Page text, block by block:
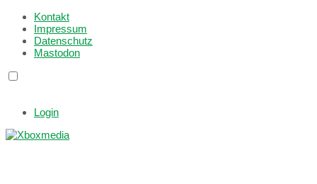
Kontakt
Impressum
Datenschutz
Mastodon
Login